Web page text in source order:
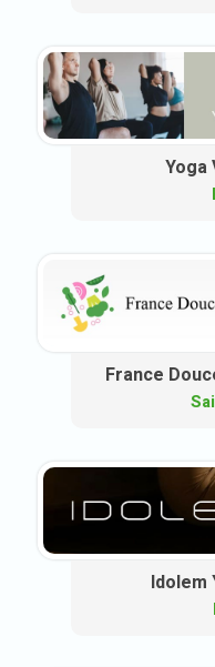
Yoga
France
Idolem